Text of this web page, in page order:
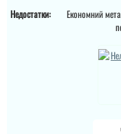
Недостатки:
Економний